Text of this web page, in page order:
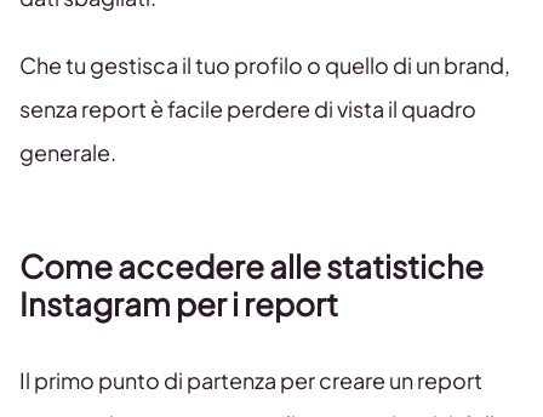
Che tu gestisca il tuo profilo o quello di un brand,
senza report è facile perdere di vista il quadro
generale.
Come accedere alle statistiche
Instagram per i report
Il primo punto di partenza per creare un report